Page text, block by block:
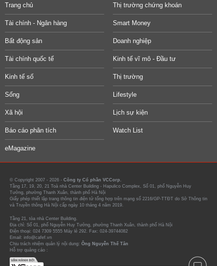
Trang chủ Thị trường chứng khoán
Tài chính - Ngân hàng Smart Money
Bất động sản Doanh nghiệp
Tài chính quốc tế Kinh tế vĩ mô - Đầu tư
Kinh tế số Thị trường
Sống Lifestyle
Xã hội Lịch sự kiện
Báo cáo phân tích Watch List
eMagazine
© Copyright 2007 - 2026 - Công ty Cổ phần VCCorp.
Tầng 17, 19, 20, 21 Toà nhà Center Building - Hapulico Complex, Số 01, phố Nguyễn Huy
Tưởng, phường Thanh Xuân, thành phố Hà Nội
Giấy phép thiết lập trang thông tin điện tử tổng hợp trên mạng số 2216/GP-TTĐT do Sở Thông tin
và Truyền thông Hà Nội cấp ngày 10 tháng 4 năm 2019.
Tầng 21, tòa nhà Center Building.
Địa chỉ: Số 01, phố Nguyễn Huy Tưởng, phường Thanh Xuân, thành phố Hà Nội
Điện thoại: 024 7309 5555 Máy lẻ 292. Fax: 024-39744082
Email: info@cafef.vn
Chịu trách nhiệm quản lý nội dung: Ông Nguyễn Thế Tân
Hỗ trợ quảng cáo :